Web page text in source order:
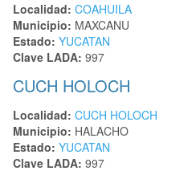
Localidad: COAHUILA
Municipio: MAXCANU
Estado: YUCATAN
Clave LADA: 997
CUCH HOLOCH
Localidad: CUCH HOLOCH
Municipio: HALACHO
Estado: YUCATAN
Clave LADA: 997